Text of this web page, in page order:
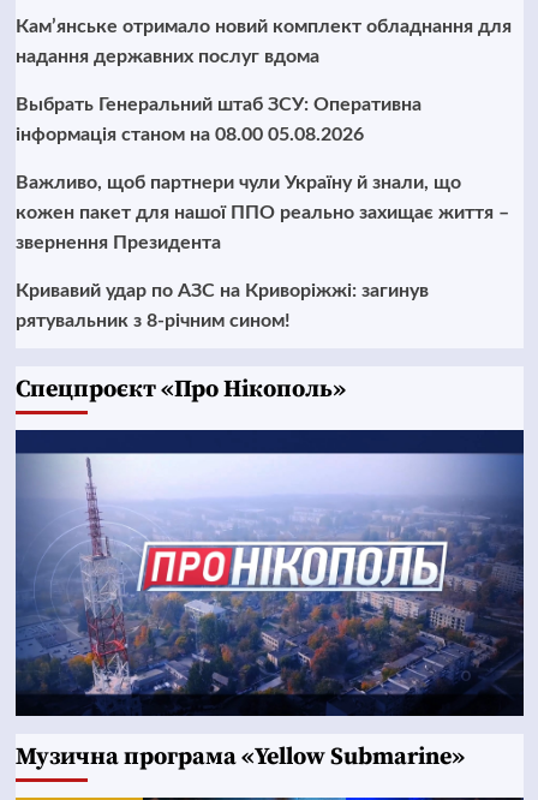
Кам’янське отримало новий комплект обладнання для
надання державних послуг вдома
Выбрать Генеральний штаб ЗСУ: Оперативна
інформація станом на 08.00 05.08.2026
Важливо, щоб партнери чули Україну й знали, що
кожен пакет для нашої ППО реально захищає життя –
звернення Президента
Кривавий удар по АЗС на Криворіжжі: загинув
рятувальник з 8-річним сином!
Cпецпроєкт «Про Нікополь»
Музична програма «Yellow Submarine»